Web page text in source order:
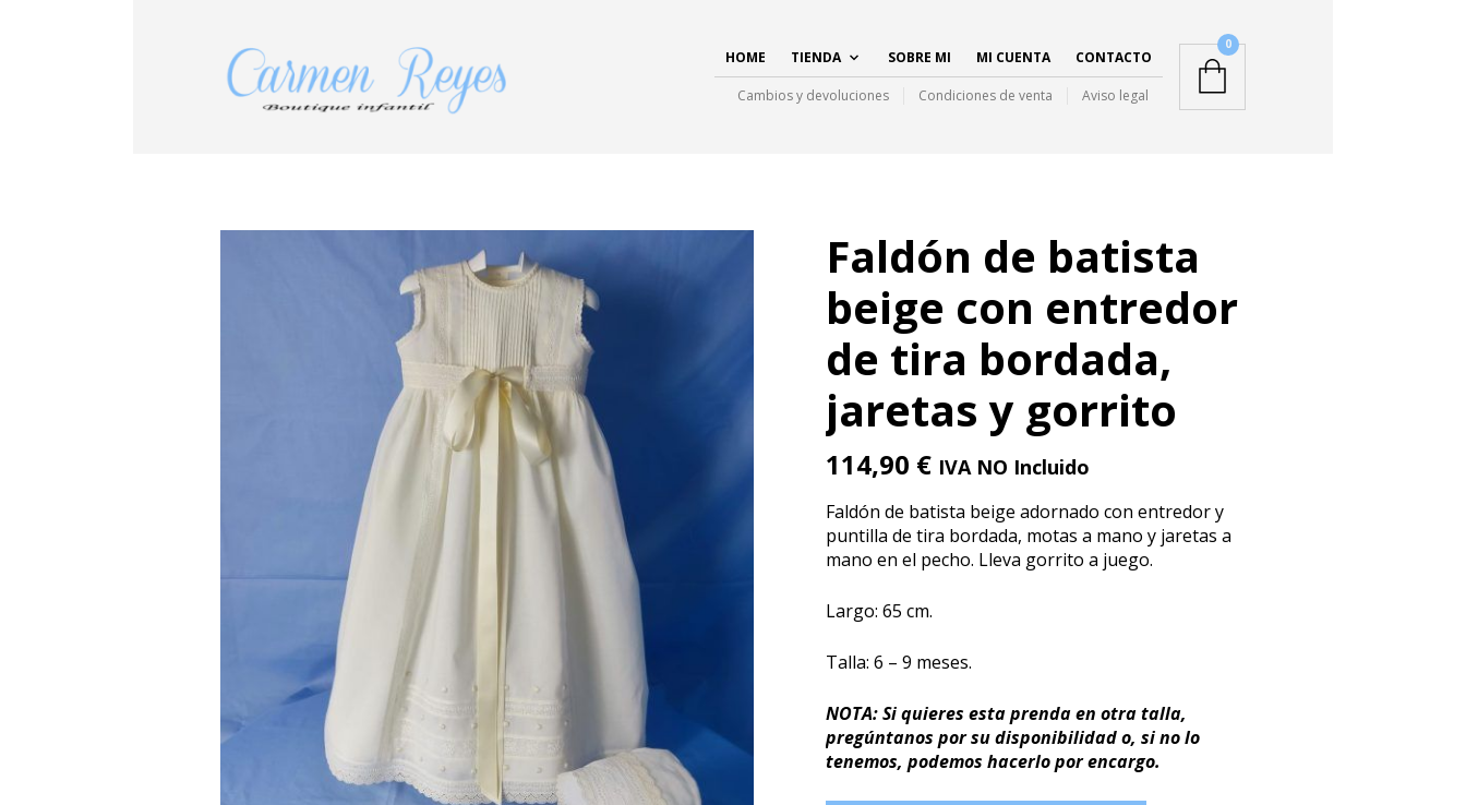
HOME TIENDA SOBRE MI MI CUENTA CONTACTO
Cambios y devoluciones Condiciones de venta Aviso legal
0
Faldón de batista
beige con entredor
de tira bordada,
jaretas y gorrito
114,90 € IVA NO Incluido
Faldón de batista beige adornado con entredor y
puntilla de tira bordada, motas a mano y jaretas a
mano en el pecho. Lleva gorrito a juego.
Largo: 65 cm.
Talla: 6 – 9 meses.
NOTA: Si quieres esta prenda en otra talla,
pregúntanos por su disponibilidad o, si no lo
tenemos, podemos hacerlo por encargo.